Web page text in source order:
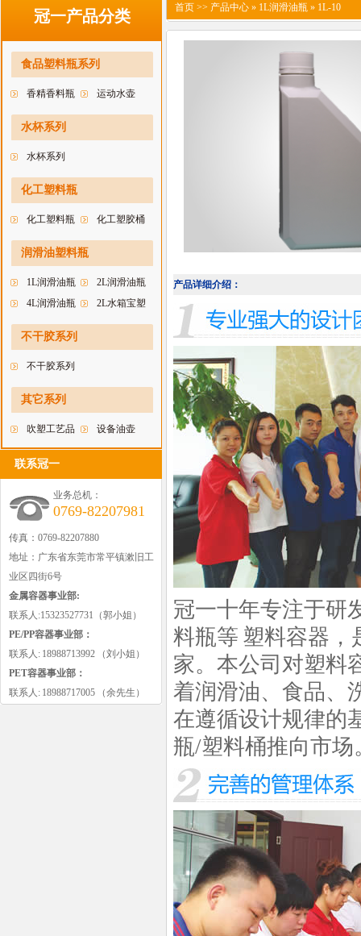
冠一产品分类
食品塑料瓶系列
香精香料瓶 运动水壶
水杯系列
水杯系列
化工塑料瓶
化工塑料瓶 化工塑胶桶
润滑油塑料瓶
1L润滑油瓶
2L润滑油瓶
4L润滑油瓶
2L水箱宝塑
料瓶
不干胶系列
不干胶系列
其它系列
吹塑工艺品 设备油壶
联系冠一
业务总机：
0769-82207981
传真：0769-82207880
地址：广东省东莞市常平镇漱旧工
业区四街6号
金属容器事业部:
联系人:15323527731（郭小姐）
PE/PP容器事业部：
联系人: 18988713992 （刘小姐）
PET容器事业部：
联系人: 18988717005 （余先生）
首页 >> 产品中心 » 1L润滑油瓶 » 1L-10
产品详细介绍：
冠一十年专注于研
料瓶等 塑料容器
家。本公司对塑料
着润滑油、食品、
在遵循设计规律的
瓶/塑料桶推向市场